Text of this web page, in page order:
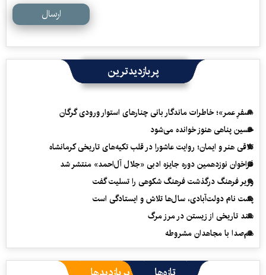
ارسال
پربازدیدترین
«سفرِ عمر»؛ خاطرات ماندگار بانی چنارهای استوار ورودی گرگان
حسین پناهی هنوز خوانده می‌شود
تلاقی هنر و ایمان؛ روایت عاشورا در قلب تکیه‌های تاریخی کرمانشاه
فراخوان نوزدهمین دوره جایزه ادبی «جلال آل‌احمد» منتشر شد
وزیر فرهنگ درگذشت فرهنگ شکوهی را تسلیت گفت
پشت نام دولت‌آبادی، سال‌ها تلاش و ایستادگی است
سند تاریخی از زیستن در مرز مرگ
هم‌صدا با مجاهدان مشروطه